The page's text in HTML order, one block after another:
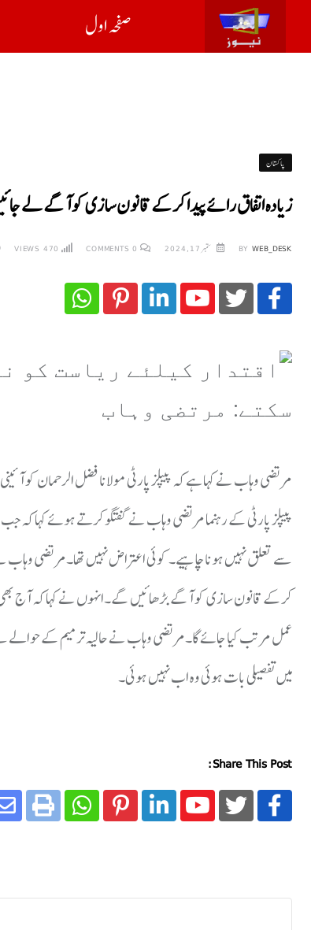
صفحہ اول
پاکستان
زیادہ اتفاق رائے پیدا کرکے قانون سازی کو آگے لے
BY WEB_DESK ستمبر 17, 2024 0
COMMENTS
470
مرتضی وہاب نے کہا ہے کہ پیپلز پارٹی مولانا فضل الرحمان
پیپلز پارٹی کے رہنما مرتضی وہاب نے گفتگو کرتے ہوئے کہا کہ
سے تعلق نہیں ہونا چاہیے۔ کوئی اعتراض نہیں تھا۔مرتضی وہاب
کرکے قانون سازی کو آگے بڑھائیں گے۔انہوں نے کہا کہ آج
میں تفصیلی بات ہوئی وہ اب نہیں ہوئی۔
Share This Post: